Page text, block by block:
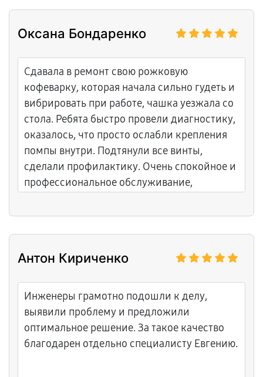
Оксана Бондаренко
Сдавала в ремонт свою рожковую
кофеварку, которая начала сильно гудеть и
вибрировать при работе, чашка уезжала со
стола. Ребята быстро провели диагностику,
оказалось, что просто ослабли крепления
помпы внутри. Подтянули все винты,
сделали профилактику. Очень спокойное и
профессиональное обслуживание,
тихо, пенку взбивает отлично.
Антон Кириченко
Инженеры грамотно подошли к делу,
выявили проблему и предложили
оптимальное решение. За такое качество
благодарен отдельно специалисту Евгению.